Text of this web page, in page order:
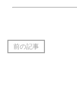
前の記事